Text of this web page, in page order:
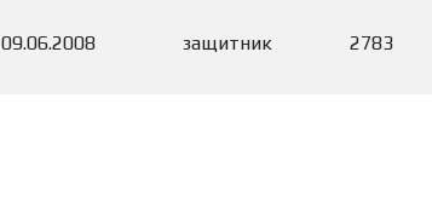
09.06.2008 защитник 2783